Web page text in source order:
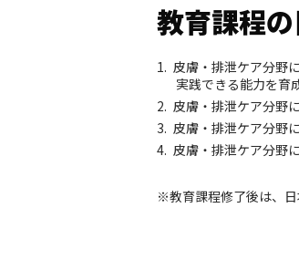
教育課程
1. 皮膚・排泄ケア分野
実践できる能力を育
2. 皮膚・排泄ケア分野
3. 皮膚・排泄ケア分野
4. 皮膚・排泄ケア分野
※教育課程修了後は、日